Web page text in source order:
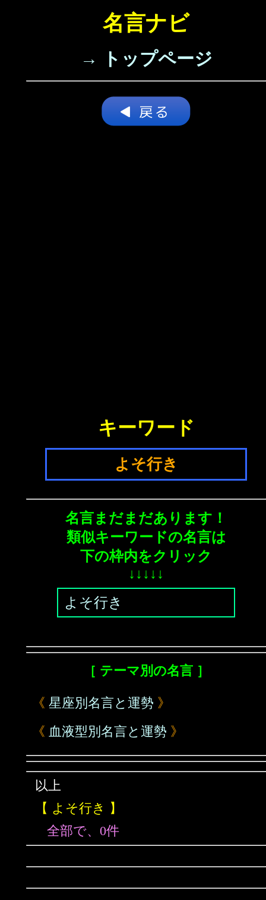
名言ナビ
→ トップページ
キーワード
よそ行き
名言まだまだあります！
類似キーワードの名言は
下の枠内をクリック
↓↓↓↓↓
よそ行き
［ テーマ別の名言 ］
《 星座別名言と運勢 》
《 血液型別名言と運勢 》
以上
【 よそ行き 】
全部で、0件